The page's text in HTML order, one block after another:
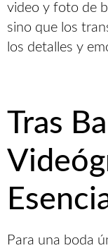
video y foto de
sino que los
los detalles y
Tras
Para una boda